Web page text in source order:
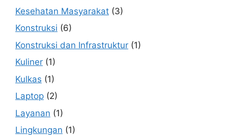
Kesehatan Masyarakat (3)
Konstruksi (6)
Konstruksi dan Infrastruktur (1)
Kuliner (1)
Kulkas (1)
Laptop (2)
Layanan (1)
Lingkungan (1)